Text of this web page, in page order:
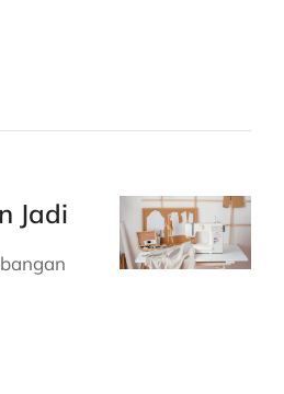
Jadi